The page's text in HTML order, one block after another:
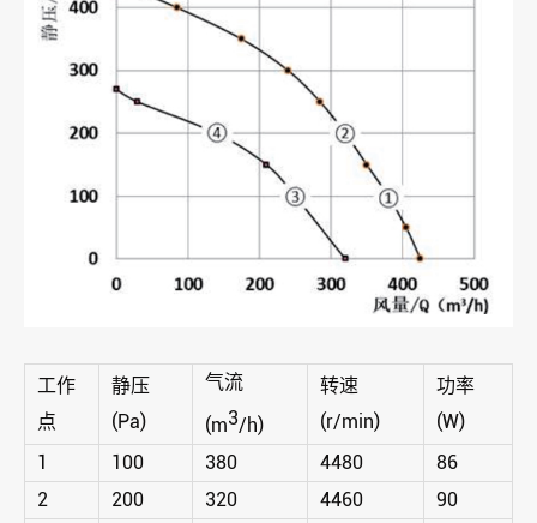
工作
点
静压
(Pa)
气流
(m3/h)
转速
(r/min)
功率
(W)
1
100 380 4480
86
2
200 320 4460
90